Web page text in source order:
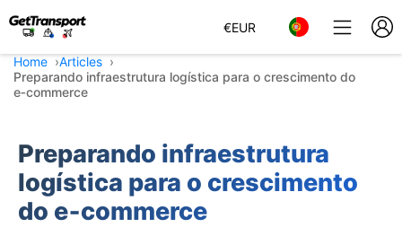
€EUR
Home
Articles
Preparando infraestrutura logística para o crescimento do
e‑commerce
Preparando infraestrutura
logística para o crescimento
do e‑commerce